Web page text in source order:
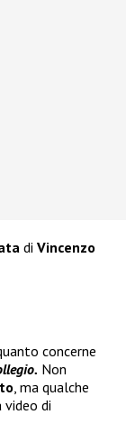
di Vincenzo
concerne
Non
, ma qualche
video di